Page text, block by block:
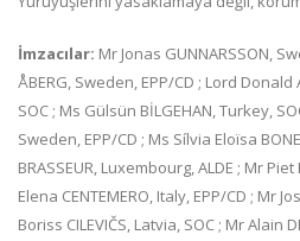
İmzacılar: Mr Jonas GUNNARSSON,
ÅBERG, Sweden, EPP/CD ; Lord
SOC ; Ms Gülsün BİLGEHAN, Turkey,
Sweden, EPP/CD ; Ms Sílvia Eloïsa
BRASSEUR, Luxembourg, ALDE ; Mr
Elena CENTEMERO, Italy, EPP/CD ; Mr
Boriss CILEVIČS, Latvia, SOC ; Mr Alain